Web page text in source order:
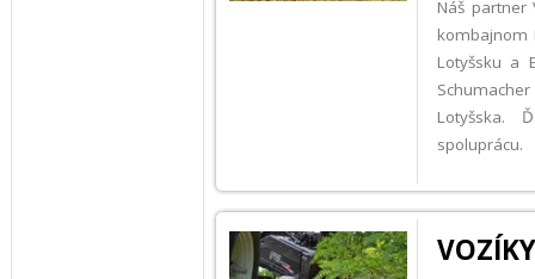
Náš partner
kombajnom
Lotyšsku a
Lotyšska.
spoluprácu.